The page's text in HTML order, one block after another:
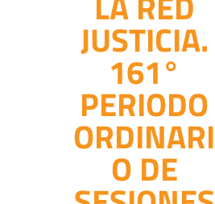
JUSTICIA.
161°
PERIODO
ORDINARI
O DE